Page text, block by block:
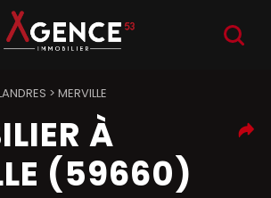
> MERVILLE
À
(59660)